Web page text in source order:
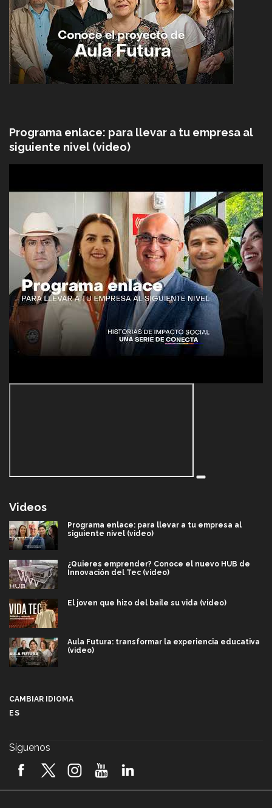
Programa enlace: para llevar a tu empresa al
siguiente nivel (video)
Videos
Programa enlace: para llevar a tu empresa al
siguiente nivel (video)
¿Quieres emprender? Conoce el nuevo HUB de
Innovación del Tec (video)
El joven que hizo del baile su vida (video)
Aula Futura: transformar la experiencia educativa
(video)
2026! (video)
CAMBIAR IDIOMA
ES
Síguenos